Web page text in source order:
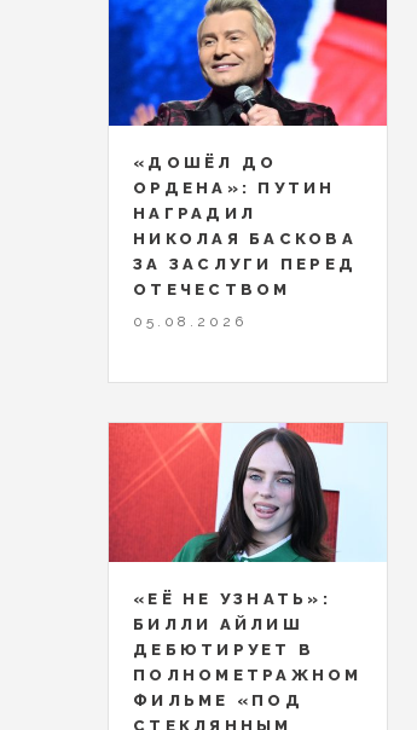
«ДОШЁЛ ДО
ОРДЕНА»: ПУТИН
НАГРАДИЛ
НИКОЛАЯ БАСКОВА
ЗА ЗАСЛУГИ ПЕРЕД
ОТЕЧЕСТВОМ
05.08.2026
«ЕЁ НЕ УЗНАТЬ»:
БИЛЛИ АЙЛИШ
ДЕБЮТИРУЕТ В
ПОЛНОМЕТРАЖНОМ
ФИЛЬМЕ «ПОД
СТЕКЛЯННЫМ